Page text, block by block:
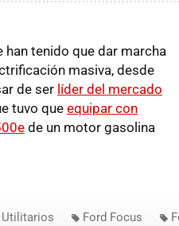
han tenido que dar marcha
masiva, desde
de ser líder del mercado
tuvo queequipar con
de un motor gasolina
Utilitarios Ford Focus